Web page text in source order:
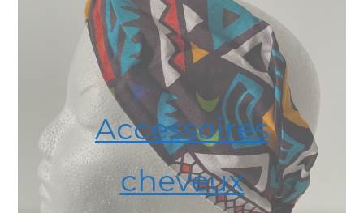
Accessoires
cheveux